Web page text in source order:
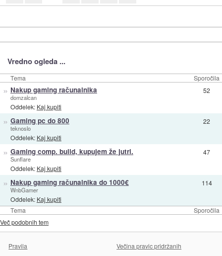
Vredno ogleda ...
Tema Sporočila
Tema Sporočila
» Nakup gaming računalnika
domzalcan
Oddelek: Kaj kupiti
52
» Gaming pc do 800
teknoslo
Oddelek: Kaj kupiti
22
» Gaming comp. build, kupujem že jutri.
Sunflare
Oddelek: Kaj kupiti
47
» Nakup gaming računalnika do 1000€
WnbGamer
Oddelek: Kaj kupiti
114
Več podobnih tem
Pravila Večina pravic pridržanih